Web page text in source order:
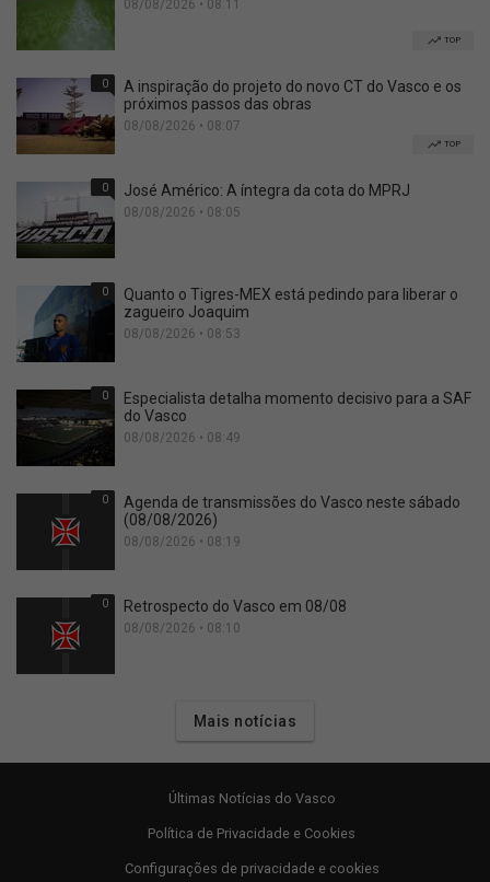
08/08/2026 • 08:11
TOP
0
A inspiração do projeto do novo CT do Vasco e os
próximos passos das obras
08/08/2026 • 08:07
TOP
0 José Américo: A íntegra da cota do MPRJ
08/08/2026 • 08:05
0
Quanto o Tigres-MEX está pedindo para liberar o
zagueiro Joaquim
08/08/2026 • 08:53
0
Especialista detalha momento decisivo para a SAF
do Vasco
08/08/2026 • 08:49
0
Agenda de transmissões do Vasco neste sábado
(08/08/2026)
08/08/2026 • 08:19
0 Retrospecto do Vasco em 08/08
08/08/2026 • 08:10
Mais notícias
Últimas Notícias do Vasco
Política de Privacidade e Cookies
Configurações de privacidade e cookies